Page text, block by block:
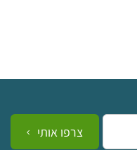
צרפו אותי